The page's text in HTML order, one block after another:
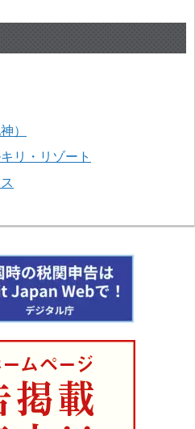
）
リ・リゾート